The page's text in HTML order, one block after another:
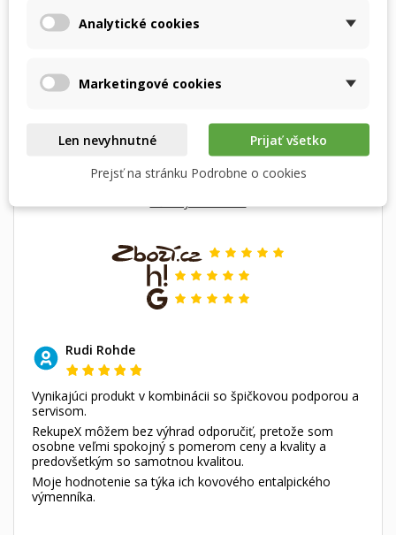
5.0
Ako nás hodnotia naši zákazníci
Prečítajte si overené recenzie od tých, ktorí u nás
nakúpili.
Rudi Rohde
Vynikajúci produkt v kombinácii so špičkovou podporou a
servisom.
RekupeX môžem bez výhrad odporučiť, pretože som
osobne veľmi spokojný s pomerom ceny a kvality a
predovšetkým so samotnou kvalitou.
Moje hodnotenie sa týka ich kovového entalpického
výmenníka.
Analytické cookies
Marketingové cookies
Len nevyhnutné
Prijať všetko
Prejsť na stránku Podrobne o cookies